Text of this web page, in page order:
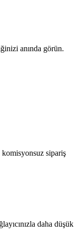
anında görün.
sipariş
daha düşük